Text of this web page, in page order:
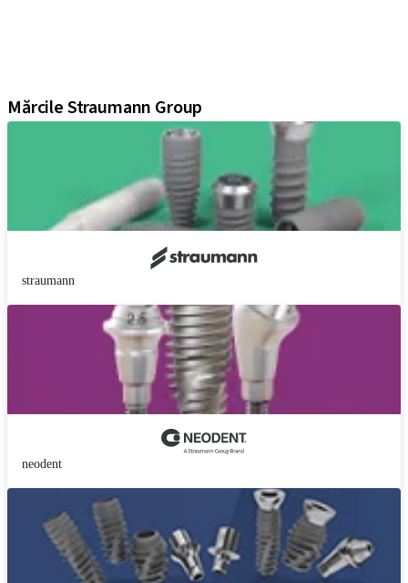
Mărcile Straumann Group
straumann
neodent